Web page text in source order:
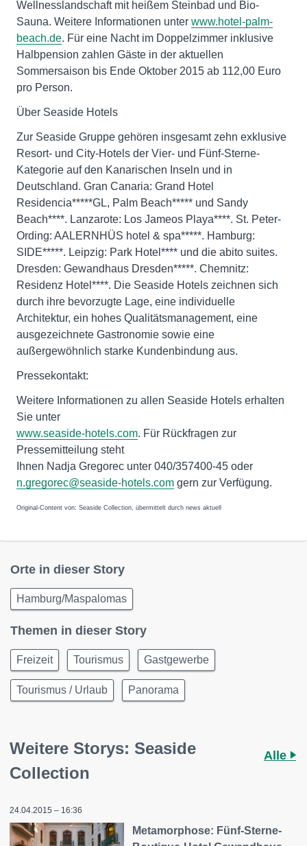
Wellnesslandschaft mit heißem Steinbad und Bio-
Sauna. Weitere Informationen unter www.hotel-palm-
beach.de. Für eine Nacht im Doppelzimmer inklusive
Halbpension zahlen Gäste in der aktuellen
Sommersaison bis Ende Oktober 2015 ab 112,00 Euro
pro Person.
Über Seaside Hotels
Zur Seaside Gruppe gehören insgesamt zehn exklusive
Resort- und City-Hotels der Vier- und Fünf-Sterne-
Kategorie auf den Kanarischen Inseln und in
Deutschland. Gran Canaria: Grand Hotel
Residencia*****GL, Palm Beach***** und Sandy
Beach****. Lanzarote: Los Jameos Playa****. St. Peter-
Ording: AALERNHÜS hotel & spa*****. Hamburg:
SIDE*****. Leipzig: Park Hotel**** und die abito suites.
Dresden: Gewandhaus Dresden*****. Chemnitz:
Residenz Hotel****. Die Seaside Hotels zeichnen sich
durch ihre bevorzugte Lage, eine individuelle
Architektur, ein hohes Qualitätsmanagement, eine
ausgezeichnete Gastronomie sowie eine
außergewöhnlich starke Kundenbindung aus.
Pressekontakt:
Weitere Informationen zu allen Seaside Hotels erhalten
Sie unter
www.seaside-hotels.com. Für Rückfragen zur
Pressemitteilung steht
Ihnen Nadja Gregorec unter 040/357400-45 oder
n.gregorec@seaside-hotels.com gern zur Verfügung.
Original-Content von: Seaside Collection, übermittelt durch news aktuell
Orte in dieser Story
Hamburg/Maspalomas
Themen in dieser Story
Freizeit Tourismus Gastgewerbe
Tourismus / Urlaub Panorama
Weitere Storys: Seaside
Collection
Alle
24.04.2015 – 16:36
Metamorphose: Fünf-Sterne-